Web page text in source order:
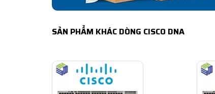
SẢN PHẨM KHÁC DÒNG CISCO DNA